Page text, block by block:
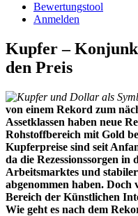
Bewertungstool
Anmelden
Kupfer –
den Preis
von einem Rekord zum
Assetklassen haben neue
Rohstoffbereich mit Gold
Kupferpreise sind seit
da die Rezessionssorgen in
Arbeitsmarktes und
abgenommen haben. Doch
Bereich der Künstlichen
Wie geht es nach dem